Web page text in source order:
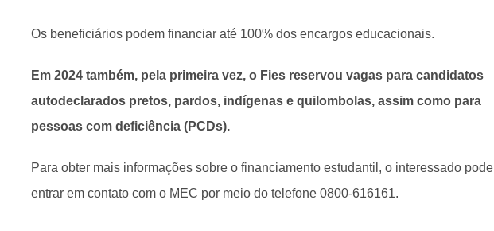
Os beneficiários podem financiar até 100% dos encargos educacionais.
Em 2024 também, pela primeira vez, o Fies reservou vagas para candidatos
autodeclarados pretos, pardos, indígenas e quilombolas, assim como para
pessoas com deficiência (PCDs).
Para obter mais informações sobre o financiamento estudantil, o interessado pode
entrar em contato com o MEC por meio do telefone 0800-616161.